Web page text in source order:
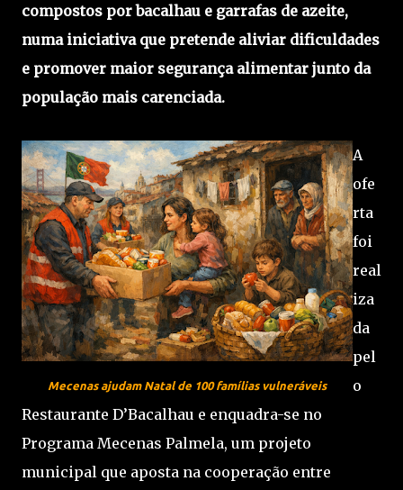
compostos por bacalhau e garrafas de azeite,
numa iniciativa que pretende aliviar dificuldades
e promover maior segurança alimentar junto da
população mais carenciada.
Mecenas ajudam Natal de 100 famílias vulneráveis
A
ofe
rta
foi
real
iza
da
pel
o
Restaurante D’Bacalhau e enquadra-se no
Programa Mecenas Palmela, um projeto
municipal que aposta na cooperação entre